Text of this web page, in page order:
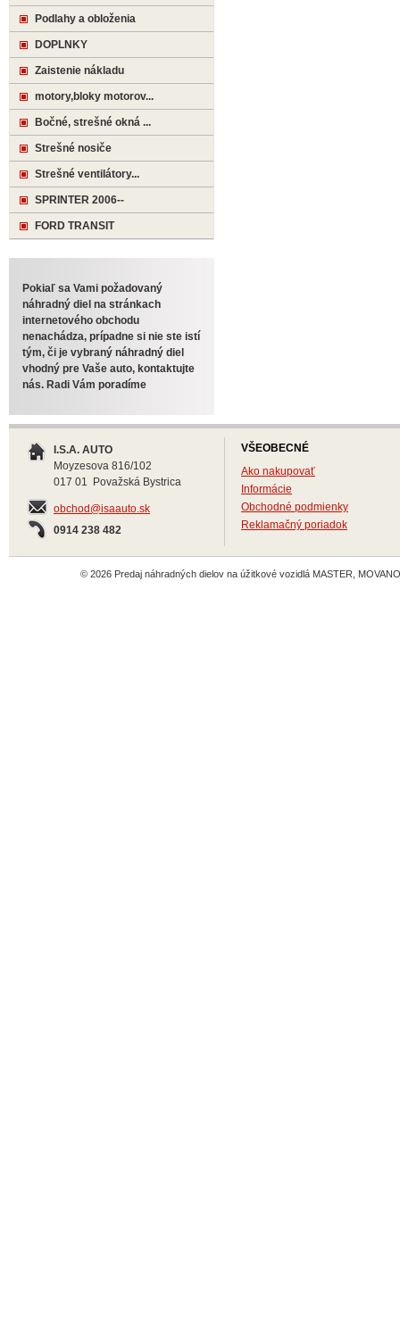
Podlahy a obloženia
DOPLNKY
Zaistenie nákladu
motory,bloky motorov...
Bočné, strešné okná ...
Strešné nosiče
Strešné ventilátory...
SPRINTER 2006--
FORD TRANSIT
Pokiaľ sa Vami požadovaný
náhradný diel na stránkach
internetového obchodu
nenachádza, prípadne si nie ste istí
tým, či je vybraný náhradný diel
vhodný pre Vaše auto, kontaktujte
nás. Radi Vám poradíme
I.S.A. AUTO
Moyzesova 816/102
017 01 Považská Bystrica
obchod@isaauto.sk
0914 238 482
VŠEOBECNÉ
Ako nakupovať
Informácie
Obchodné podmienky
Reklamačný poriadok
© 2026 Predaj náhradných dielov na úžitkové vozidlá MASTER,